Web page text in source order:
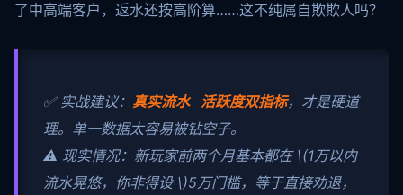
了中高端客户，返水还按高阶算……这不纯属自欺欺人吗？
✅ 实战建议： 真实流水 活跃度双指标，才是硬道
理。单一数据太容易被钻空子。
⚠️ 现实情况：新玩家前两个月基本都在 \(1万以内
流水晃悠，你非得设 \)5万门槛，等于直接劝退，